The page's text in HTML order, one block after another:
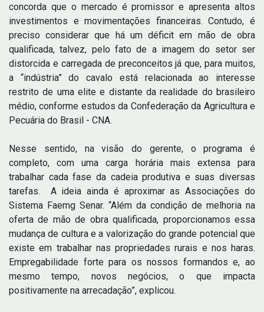
concorda que o mercado é promissor e apresenta altos
investimentos e movimentações financeiras. Contudo, é
preciso considerar que há um déficit em mão de obra
qualificada, talvez, pelo fato de a imagem do setor ser
distorcida e carregada de preconceitos já que, para muitos,
a “indústria” do cavalo está relacionada ao interesse
restrito de uma elite e distante da realidade do brasileiro
médio, conforme estudos da Confederação da Agricultura e
Pecuária do Brasil - CNA.
Nesse sentido, na visão do gerente, o programa é
completo, com uma carga horária mais extensa para
trabalhar cada fase da cadeia produtiva e suas diversas
tarefas. A ideia ainda é aproximar as Associações do
Sistema Faemg Senar. “Além da condição de melhoria na
oferta de mão de obra qualificada, proporcionamos essa
mudança de cultura e a valorização do grande potencial que
existe em trabalhar nas propriedades rurais e nos haras.
Empregabilidade forte para os nossos formandos e, ao
mesmo tempo, novos negócios, o que impacta
positivamente na arrecadação”, explicou.